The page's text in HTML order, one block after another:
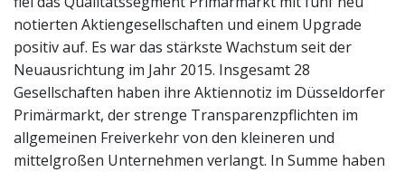
notierten Aktiengesellschaften und einem Upgrade
positiv auf. Es war das stärkste Wachstum seit der
Neuausrichtung im Jahr 2015. Insgesamt 28
Gesellschaften haben ihre Aktiennotiz im Düsseldorfer
Primärmarkt, der strenge Transparenzpflichten im
allgemeinen Freiverkehr von den kleineren und
mittelgroßen Unternehmen verlangt. In Summe haben